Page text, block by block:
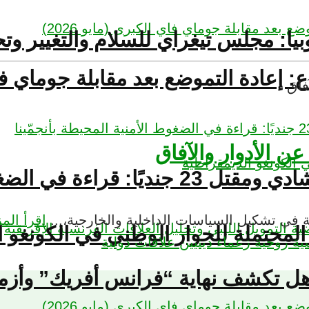
التموضع بعد مقابلة جوماي فاي
المحيطة بأنجمّينا
تكشف نهاية “فرانس أفريك” وأزمة
مجلس تيغراي للسلام والتغيير
للحوار الوطني في الكونغو
الأدوار والآفاق
في تشكيل السياسات الداخلية والخارجية،...اقرأ
روحيةزعماء دينيينعلاقات دولية